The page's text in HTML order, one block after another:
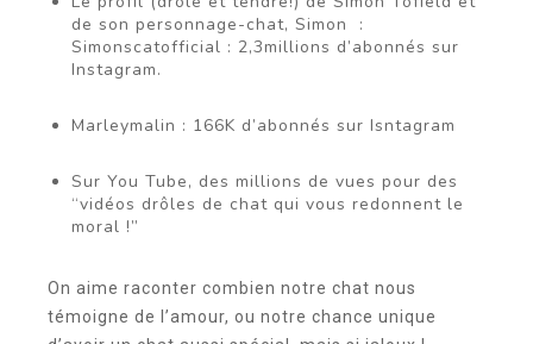
de son personnage-chat, Simon :
Simonscatofficial : 2,3millions d’abonnés sur
Instagram.
Marleymalin : 166K d’abonnés sur Isntagram
Sur You Tube, des millions de vues pour des
“vidéos drôles de chat qui vous redonnent le
moral !”
On aime raconter combien notre chat nous
témoigne de l’amour, ou notre chance unique